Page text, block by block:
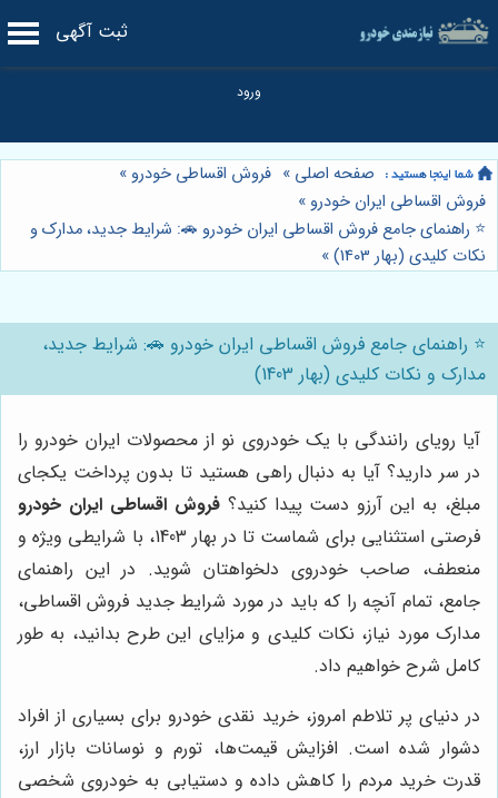
ثبت آگهی
صفحه اصلی » فروش اقساطی خودرو »
فروش اقساطی ایران خودرو »
⭐️ راهنمای جامع فروش اقساطی ایران خودرو 🚗: شرایط جدید، مدارک و
نکات کلیدی (بهار 1403)
»
⭐️ راهنمای جامع فروش اقساطی ایران خودرو 🚗: شرایط جدید،
مدارک و نکات کلیدی (بهار 1403)
آیا رویای رانندگی با یک خودروی نو از محصولات ایران خودرو را
در سر دارید؟ آیا به دنبال راهی هستید تا بدون پرداخت یکجای
مبلغ، به این آرزو دست پیدا کنید؟فروش اقساطی ایران خودرو
فرصتی استثنایی برای شماست تا در بهار 1403، با شرایطی ویژه و
منعطف، صاحب خودروی دلخواهتان شوید. در این راهنمای
جامع، تمام آنچه را که باید در مورد شرایط جدید فروش اقساطی،
مدارک مورد نیاز، نکات کلیدی و مزایای این طرح بدانید، به طور
کامل شرح خواهیم داد.
در دنیای پر تلاطم امروز، خرید نقدی خودرو برای بسیاری از افراد
دشوار شده است. افزایش قیمت‌ها، تورم و نوسانات بازار ارز،
قدرت خرید مردم را کاهش داده و دستیابی به خودروی شخصی